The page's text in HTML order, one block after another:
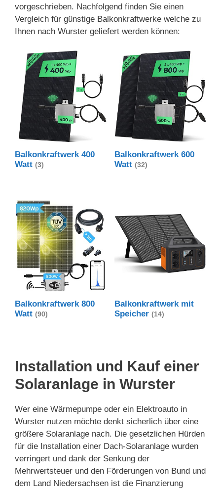
vorgeschrieben. Nachfolgend finden Sie einen
Vergleich für günstige Balkonkraftwerke welche zu
Ihnen nach Wurster geliefert werden können:
Balkonkraftwerk 400
Watt (3)
Balkonkraftwerk 600
Watt (32)
Balkonkraftwerk 800
Watt (90)
Balkonkraftwerk mit
Speicher (14)
Installation und Kauf einer
Solaranlage in Wurster
Wer eine Wärmepumpe oder ein Elektroauto in
Wurster nutzen möchte denkt sicherlich über eine
größere Solaranlage nach. Die gesetzlichen Hürden
für die Installation einer Dach-Solaranlage wurden
verringert und dank der Senkung der
Mehrwertsteuer und den Förderungen von Bund und
dem Land Niedersachsen ist die Finanzierung